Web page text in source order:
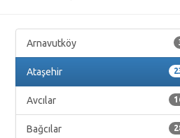
Arnavutköy
Ataşehir
Avcılar
Bağcılar